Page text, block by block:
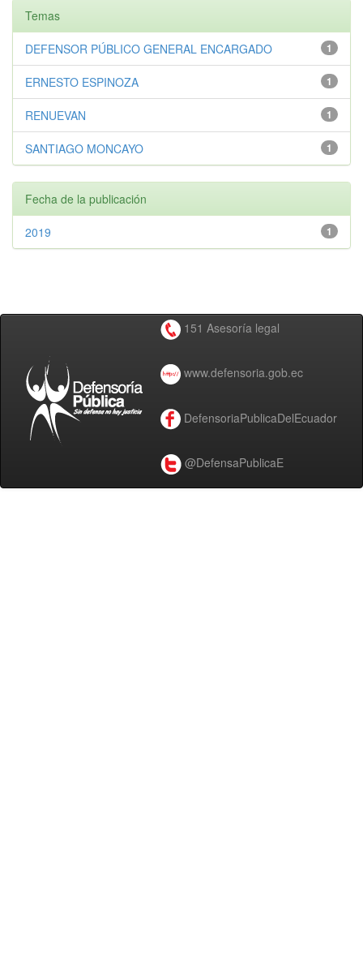
Temas
1
DEFENSOR PÚBLICO GENERAL ENCARGADO
1
ERNESTO ESPINOZA
1
RENUEVAN
1
SANTIAGO MONCAYO
Fecha de la publicación
1
2019
151 Asesoría legal
www.defensoria.gob.ec
DefensoriaPublicaDelEcuador
@DefensaPublicaE